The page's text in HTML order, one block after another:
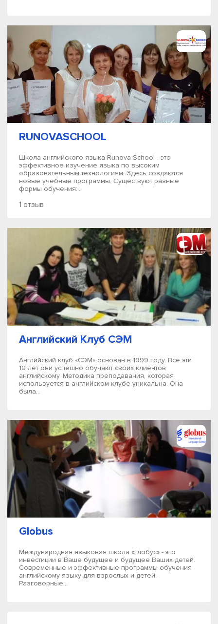
RUNOVASCHOOL
Школа английского языка Runova School - это
эффективное изучение языка по высоким
образовательным технологиям. Здесь создаются
новые учебные программы. Существуют разные
формы обучения:...
1 отзыв
Английский Клуб СЭМ
Английский клуб «СЭМ» основан в 1999 году. Все эти
10 лет они успешно обучают своих клиентов
английскому. Методика преподавания, которая
используется в английском клубе уникальна. Она
была...
Globus
Международная языковая школа «Глобус» - это
инвестиции в Ваше будущее и будущее Ваших детей.
Современные и эффективные программы обучения
английскому языку для взрослых и детей.
Разговорные...